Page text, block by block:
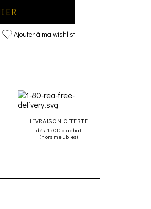
Ajouter à ma wishlist
LIVRAISON OFFERTE
dès 150€ d'achat
(hors meubles)